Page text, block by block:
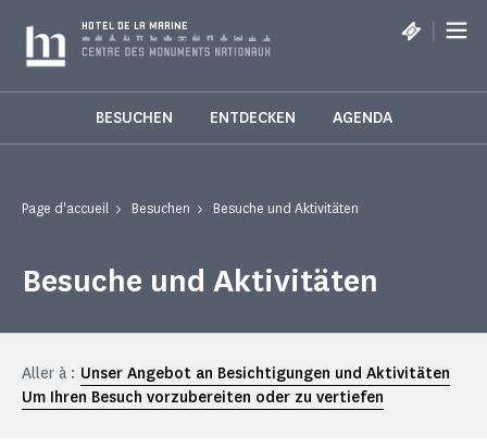
HOTEL DE LA MARINE |
BESUCHEN ENTDECKEN AGENDA
Page d'accueil Besuchen Besuche und Aktivitäten
Besuche und Aktivitäten
Aller à : Unser Angebot an Besichtigungen und Aktivitäten
Um Ihren Besuch vorzubereiten oder zu vertiefen